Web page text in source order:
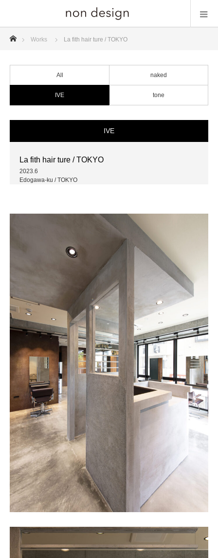
ホーム
Works La fith hair ture / TOKYO
All naked
IVE tone
IVE
La fith hair ture / TOKYO
2023.6
Edogawa-ku / TOKYO